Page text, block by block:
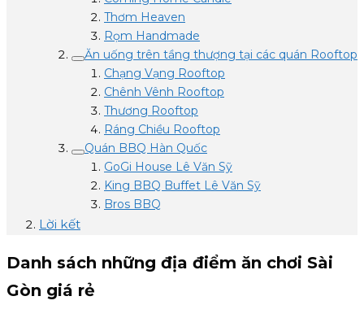
Thơm Heaven
Rọm Handmade
Ăn uống trên tầng thượng tại các quán Rooftop
Chạng Vạng Rooftop
Chênh Vênh Rooftop
Thương Rooftop
Ráng Chiều Rooftop
Quán BBQ Hàn Quốc
GoGi House Lê Văn Sỹ
King BBQ Buffet Lê Văn Sỹ
Bros BBQ
Lời kết
Danh sách những địa điểm ăn chơi Sài
Gòn giá rẻ